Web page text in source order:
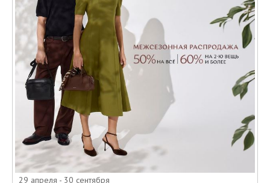
29 апреля - 30 сентября